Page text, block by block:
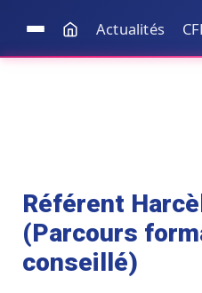
Actualités
Référent
(Parcours
conseillé)